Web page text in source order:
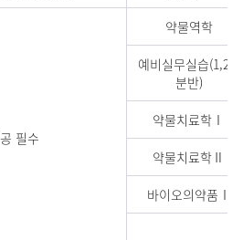
필수
약물역학
예비실무실습(1,2,3
분반)
약물치료학Ⅰ
약물치료학Ⅱ
바이오의약품Ⅰ